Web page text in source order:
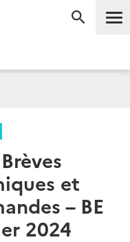
et
– BE
2024